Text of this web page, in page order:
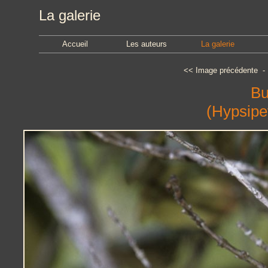
La galerie
Accueil Les auteurs La galerie
<< Image précédente